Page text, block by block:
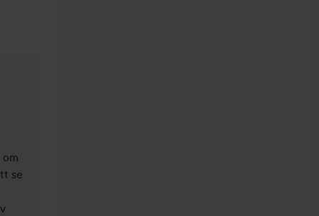
se